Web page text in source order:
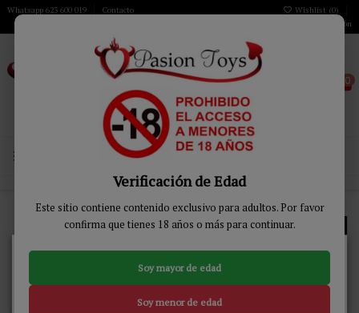
Verificación de Edad
Este sitio contiene contenido exclusivo para adultos. Por favor
confirma que tienes 18 años o más para continuar.
Soy mayor de edad
Soy menor de edad
Whatsapp 623 600 019 Contacto Wishlist (0)
Iniciar sesión
0
Inicio JUGUETES BIENESTAR Arneses Arneses Huecos
Arneses Huecos
Relevancia 2
No vuelvas a aparecer.
5 Bonos de 5% de descuento al apuntarte a nuestra